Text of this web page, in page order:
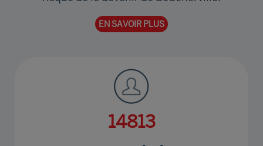
18154
HEURES DE BÉNÉVOLAT